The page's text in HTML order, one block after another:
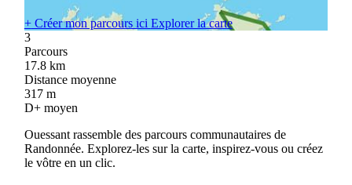
+Créer mon parcours ici Explorer la carte
3
Parcours
17.8 km
Distance moyenne
317 m
D+ moyen
Ouessant rassemble des parcours communautaires de
Randonnée. Explorez-les sur la carte, inspirez-vous ou créez
le vôtre en un clic.